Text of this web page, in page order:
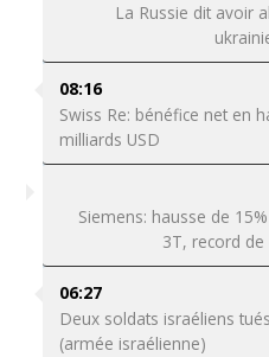
La Russie dit avoir
08:16
Swiss Re: bénéfice net en
milliards USD
Siemens: hausse de
3T, record
06:27
Deux soldats israéliens
(armée israélienne)